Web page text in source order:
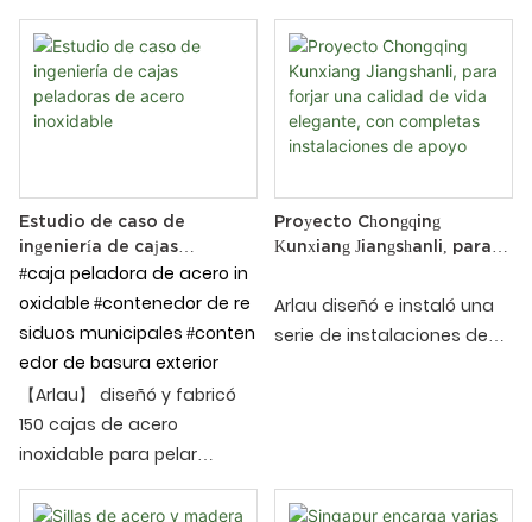
los estándares modernos
de ingeniería paisajística
municipal.
ideales para las áreas de
asientos al aire libre en
escuelas, parques y
negocios. A continuación se
muestra una descripción
productos en función de la
información que
proporcionó:
duraderas para la gestión
de residuos en espacios
públicos, garantizando una
limpieza eficiente de las
calles y una eliminación
organizada de la basura.
Estudio de caso de
ingeniería de cajas
peladoras de acero
inoxidable
#caja peladora de acero in
oxidable #contenedor de re
siduos municipales #conten
edor de basura exterior
【Arlau】 diseñó y fabricó
150 cajas de acero
inoxidable para pelar
alimentos para el instituto
de higiene ambiental de
Proyecto Chongqing
Kunxiang Jiangshanli, para
elegante, con completas
Arlau diseñó e instaló una
serie de instalaciones de
mejorar la calidad del
entorno de vida y la